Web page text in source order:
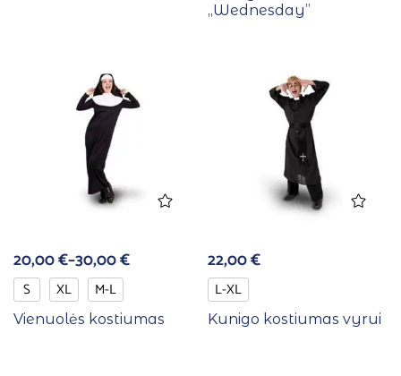
,,Wednesday”
20,00€–30,00€
S XL M-L
Vienuolės kostiumas
22,00€
L-XL
Kunigo kostiumas vyrui